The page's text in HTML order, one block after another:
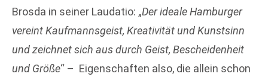
Brosda in seiner Laudatio: „Der ideale Hamburger
vereint Kaufmannsgeist, Kreativität und Kunstsinn
und zeichnet sich aus durch Geist, Bescheidenheit
und Größe“ – Eigenschaften also, die allein schon